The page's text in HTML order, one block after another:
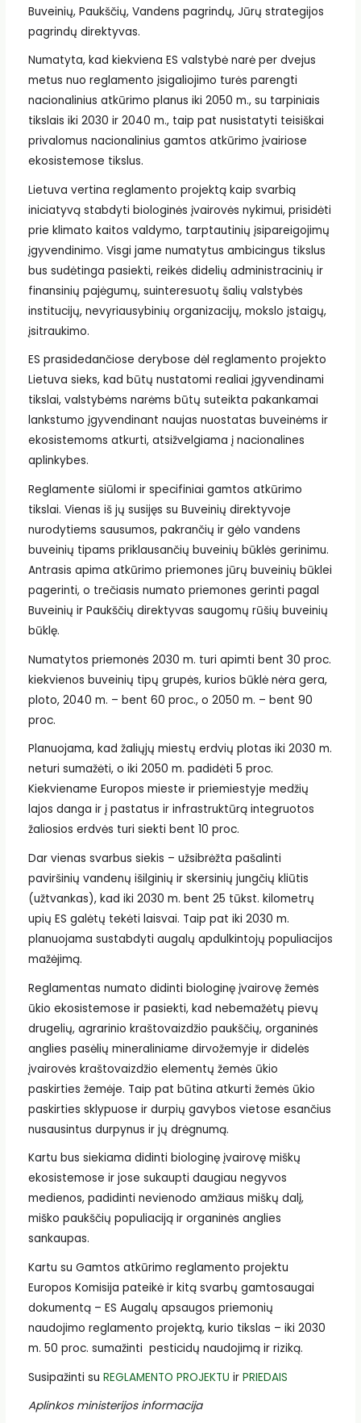
Buveinių, Paukščių, Vandens pagrindų, Jūrų strategijos
pagrindų direktyvas.
Numatyta, kad kiekviena ES valstybė narė per dvejus
metus nuo reglamento įsigaliojimo turės parengti
nacionalinius atkūrimo planus iki 2050 m., su tarpiniais
tikslais iki 2030 ir 2040 m., taip pat nusistatyti teisiškai
privalomus nacionalinius gamtos atkūrimo įvairiose
ekosistemose tikslus.
Lietuva vertina reglamento projektą kaip svarbią
iniciatyvą stabdyti biologinės įvairovės nykimui, prisidėti
prie klimato kaitos valdymo, tarptautinių įsipareigojimų
įgyvendinimo. Visgi jame numatytus ambicingus tikslus
bus sudėtinga pasiekti, reikės didelių administracinių ir
finansinių pajėgumų, suinteresuotų šalių valstybės
institucijų, nevyriausybinių organizacijų, mokslo įstaigų,
įsitraukimo.
ES prasidedančiose derybose dėl reglamento projekto
Lietuva sieks, kad būtų nustatomi realiai įgyvendinami
tikslai, valstybėms narėms būtų suteikta pakankamai
lankstumo įgyvendinant naujas nuostatas buveinėms ir
ekosistemoms atkurti, atsižvelgiama į nacionalines
aplinkybes.
Reglamente siūlomi ir specifiniai gamtos atkūrimo
tikslai. Vienas iš jų susijęs su Buveinių direktyvoje
nurodytiems sausumos, pakrančių ir gėlo vandens
buveinių tipams priklausančių buveinių būklės gerinimu.
Antrasis apima atkūrimo priemones jūrų buveinių būklei
pagerinti, o trečiasis numato priemones gerinti pagal
Buveinių ir Paukščių direktyvas saugomų rūšių buveinių
būklę.
Numatytos priemonės 2030 m. turi apimti bent 30 proc.
kiekvienos buveinių tipų grupės, kurios būklė nėra gera,
ploto, 2040 m. – bent 60 proc., o 2050 m. – bent 90
proc.
Planuojama, kad žaliųjų miestų erdvių plotas iki 2030 m.
neturi sumažėti, o iki 2050 m. padidėti 5 proc.
Kiekviename Europos mieste ir priemiestyje medžių
lajos danga ir į pastatus ir infrastruktūrą integruotos
žaliosios erdvės turi siekti bent 10 proc.
Dar vienas svarbus siekis – užsibrėžta pašalinti
paviršinių vandenų išilginių ir skersinių jungčių kliūtis
(užtvankas), kad iki 2030 m. bent 25 tūkst. kilometrų
upių ES galėtų tekėti laisvai. Taip pat iki 2030 m.
planuojama sustabdyti augalų apdulkintojų populiacijos
mažėjimą.
Reglamentas numato didinti biologinę įvairovę žemės
ūkio ekosistemose ir pasiekti, kad nebemažėtų pievų
drugelių, agrarinio kraštovaizdžio paukščių, organinės
anglies pasėlių mineraliniame dirvožemyje ir didelės
įvairovės kraštovaizdžio elementų žemės ūkio
paskirties žemėje. Taip pat būtina atkurti žemės ūkio
paskirties sklypuose ir durpių gavybos vietose esančius
nusausintus durpynus ir jų drėgnumą.
Kartu bus siekiama didinti biologinę įvairovę miškų
ekosistemose ir jose sukaupti daugiau negyvos
medienos, padidinti nevienodo amžiaus miškų dalį,
miško paukščių populiaciją ir organinės anglies
sankaupas.
Kartu su Gamtos atkūrimo reglamento projektu
Europos Komisija pateikė ir kitą svarbų gamtosaugai
dokumentą – ES Augalų apsaugos priemonių
naudojimo reglamento projektą, kurio tikslas – iki 2030
m. 50 proc. sumažinti pesticidų naudojimą ir riziką.
Susipažinti su REGLAMENTO PROJEKTU ir PRIEDAIS
Aplinkos ministerijos informacija